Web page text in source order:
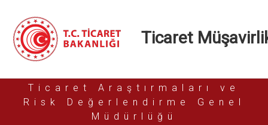
Ticaret
Ticaret Araştırmaları ve
Risk Değerlendirme Genel
Müdürlüğü